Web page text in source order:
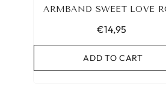
ARMBAND SWEET LOVE
€14,95
ADD TO CART